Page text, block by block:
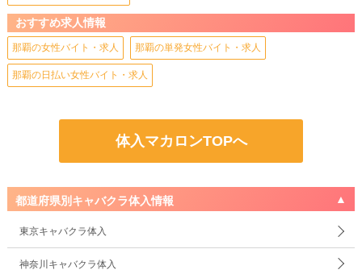
おすすめ求人情報
那覇の女性バイト・求人 那覇の単発女性バイト・求人
那覇の日払い女性バイト・求人
体入マカロンTOPへ
都道府県別キャバクラ体入情報
東京キャバクラ体入
神奈川キャバクラ体入